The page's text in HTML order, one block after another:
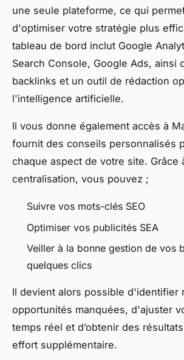
une seule plateforme, ce qui
d'optimiser votre stratégie plus
tableau de bord inclut Google
Search Console, Google Ads, ainsi
backlinks et un outil de rédaction
l'intelligence artificielle.
Il vous donne également accès à
fournit des conseils personnalisés
chaque aspect de votre site. Grâce
centralisation, vous pouvez ;
Suivre vos mots-clés SEO
Optimiser vos publicités SEA
Veiller à la bonne gestion de vos
quelques clics
Il devient alors possible d'identifier
opportunités manquées, d'ajuster
temps réel et d’obtenir des
effort supplémentaire.